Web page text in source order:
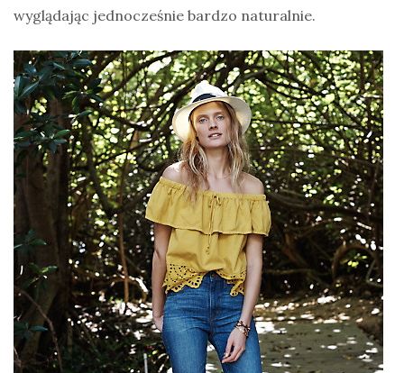
wyglądając jednocześnie bardzo naturalnie.